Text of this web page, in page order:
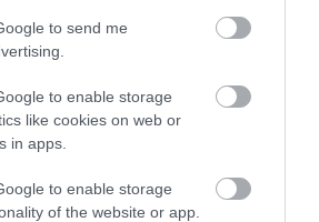
to send me
to enable storage
like cookies on web or
in apps.
to enable storage
of the website or app.
την μεταφορά λιμανιού